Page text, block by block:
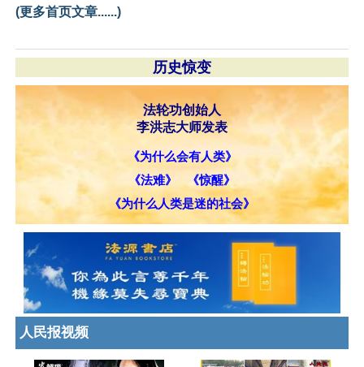
(更多首页文章......)
历史惊变
法轮功创始人
李洪志大师发表
《为什么会有人类》
《法难》
《惊醒》
《为什么人类是迷的社会》
人民报视频